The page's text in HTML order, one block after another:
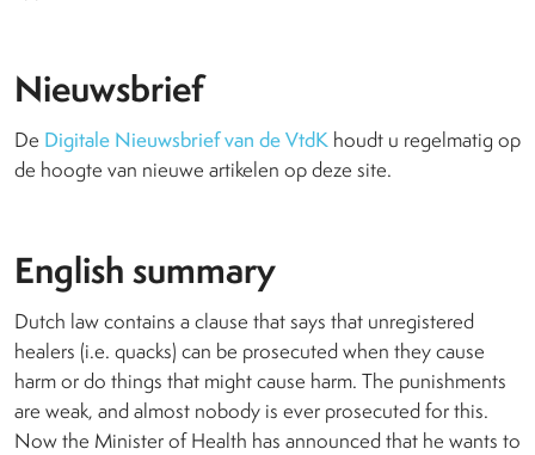
Nieuwsbrief
De Digitale Nieuwsbrief van de VtdK houdt u regelmatig op
de hoogte van nieuwe artikelen op deze site.
English summary
Dutch law contains a clause that says that unregistered
healers (i.e. quacks) can be prosecuted when they cause
harm or do things that might cause harm. The punishments
are weak, and almost nobody is ever prosecuted for this.
Now the Minister of Health has announced that he wants to